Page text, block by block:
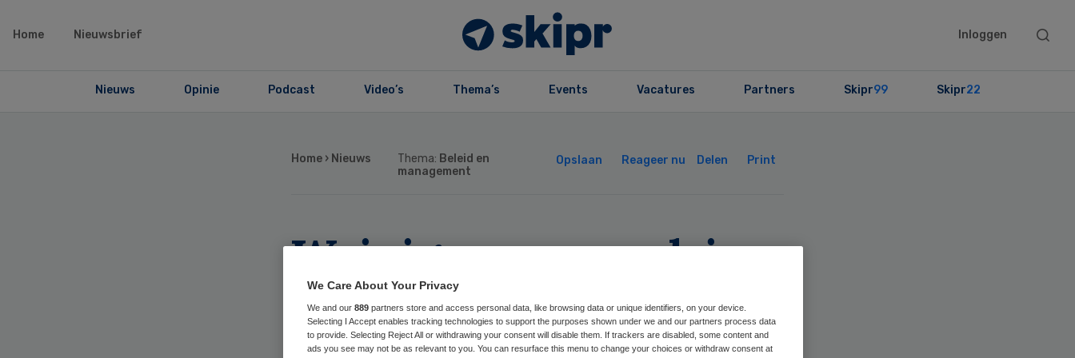
Home Nieuwsbrief Inloggen
Search
Nieuws Opinie Podcast Video’s Thema’s Events Vacatures Partners Skipr99 Skipr22
Home › Nieuws Thema: Beleid en
management
Opslaan Reageer nu Delen Print
Weinig opnames drie
weken na grote
versoepeling
We Care About Your Privacy
We and our 889 partners store and access personal data, like browsing data or unique identifiers, on your device.
Selecting I Accept enables tracking technologies to support the purposes shown under we and our partners process data
to provide. Selecting Reject All or withdrawing your consent will disable them. If trackers are disabled, some content and
ads you see may not be as relevant to you. You can resurface this menu to change your choices or withdraw consent at